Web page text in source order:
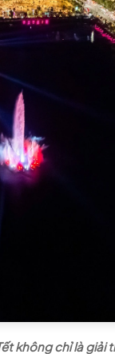
không chỉ là giải